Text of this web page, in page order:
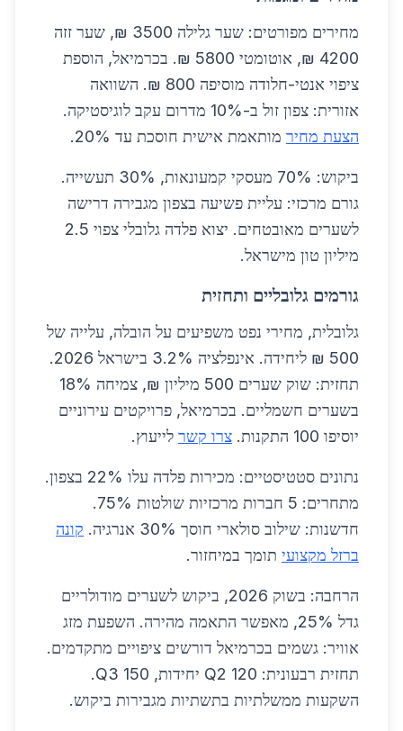
מחירים מפורטים: שער גלילה 3500 ₪, שער זזה
4200 ₪, אוטומטי 5800 ₪. בכרמיאל, הוספת
ציפוי אנטי-חלודה מוסיפה 800 ₪. השוואה
אזורית: צפון זול ב-10% מדרום עקב לוגיסטיקה.
הצעת מחיר מותאמת אישית חוסכת עד 20%.
ביקוש: 70% מעסקי קמעונאות, 30% תעשייה.
גורם מרכזי: עליית פשיעה בצפון מגבירה דרישה
לשערים מאובטחים. יצוא פלדה גלובלי צפוי 2.5
מיליון טון מישראל.
גורמים גלובליים ותחזית
גלובלית, מחירי נפט משפיעים על הובלה, עלייה של
500 ₪ ליחידה. אינפלציה 3.2% בישראל 2026.
תחזית: שוק שערים 500 מיליון ₪, צמיחה 18%
בשערים חשמליים. בכרמיאל, פרויקטים עירוניים
יוסיפו 100 התקנות.
צרו קשר לייעוץ.
נתונים סטטיסטיים: מכירות פלדה עלו 22% בצפון.
מתחרים: 5 חברות מרכזיות שולטות 75%.
חדשנות: שילוב סולארי חוסך 30% אנרגיה.
קונה
ברזל מקצועי תומך במיחזור.
הרחבה: בשוק 2026, ביקוש לשערים מודולריים
גדל 25%, מאפשר התאמה מהירה. השפעת מזג
אוויר: גשמים בכרמיאל דורשים ציפויים מתקדמים.
תחזית רבעונית: Q2 120 יחידות, Q3 150.
השקעות ממשלתיות בתשתיות מגבירות ביקוש.